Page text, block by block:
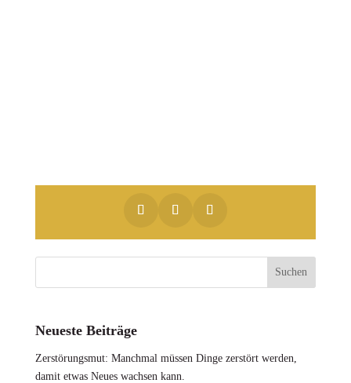
Neueste Beiträge
Zerstörungsmut: Manchmal müssen Dinge zerstört werden,
damit etwas Neues wachsen kann.